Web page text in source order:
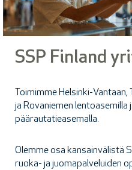
SSP Finland
Toimimme Helsinki-Vantaan,
ja Rovaniemen lentoasemilla
päärautatieasemalla.
Olemme osa kansainvälistä
ruoka- ja juomapalveluiden